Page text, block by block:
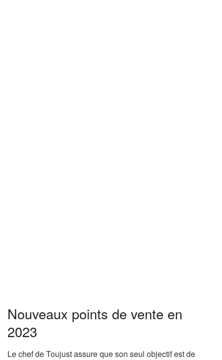
Nouveaux points de vente en
2023
Le chef de Toujust assure que son seul objectif est de